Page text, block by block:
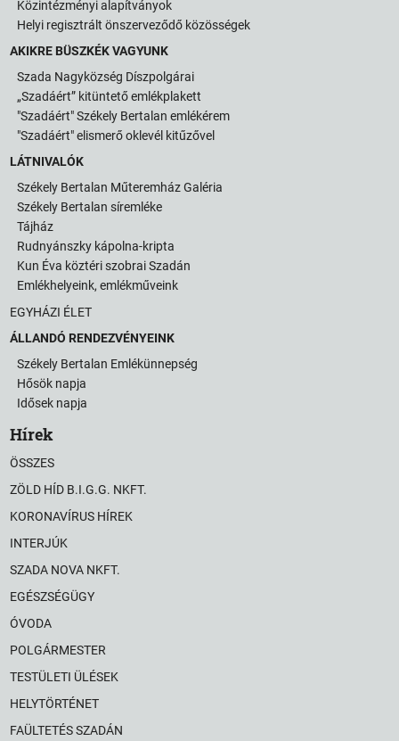
Közintézményi alapítványok
Helyi regisztrált önszerveződő közösségek
AKIKRE BÜSZKÉK VAGYUNK
Szada Nagyközség Díszpolgárai
„Szadáért” kitüntető emlékplakett
"Szadáért" Székely Bertalan emlékérem
"Szadáért" elismerő oklevél kitűzővel
LÁTNIVALÓK
Székely Bertalan Műteremház Galéria
Székely Bertalan síremléke
Tájház
Rudnyánszky kápolna-kripta
Kun Éva köztéri szobrai Szadán
Emlékhelyeink, emlékműveink
EGYHÁZI ÉLET
ÁLLANDÓ RENDEZVÉNYEINK
Székely Bertalan Emlékünnepség
Hősök napja
Idősek napja
Hírek
ÖSSZES
ZÖLD HÍD B.I.G.G. NKFT.
KORONAVÍRUS HÍREK
INTERJÚK
SZADA NOVA NKFT.
EGÉSZSÉGÜGY
ÓVODA
POLGÁRMESTER
TESTÜLETI ÜLÉSEK
HELYTÖRTÉNET
FAÜLTETÉS SZADÁN